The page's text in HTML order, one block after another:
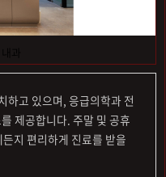
과
하고 있으며, 응급의학과 전
제공합니다. 주말 및 공휴
지 편리하게 진료를 받을